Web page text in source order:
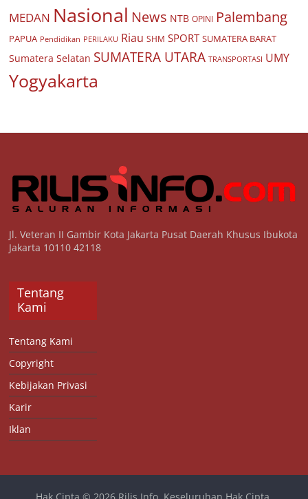
MEDAN Nasional News NTB OPINI Palembang
PAPUA Pendidikan PERILAKU Riau SHM SPORT SUMATERA BARAT
Sumatera Selatan SUMATERA UTARA TRANSPORTASI UMY
Yogyakarta
Jl. Veteran II Gambir Kota Jakarta Pusat Daerah Khusus Ibukota
Jakarta 10110 42118
Tentang
Kami
Tentang Kami
Copyright
Kebijakan Privasi
Karir
Iklan